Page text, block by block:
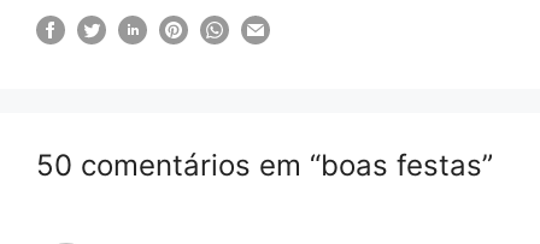
50 comentários em “boas festas”